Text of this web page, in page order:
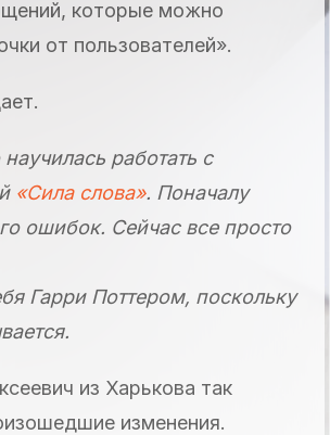
которые можно
от пользователей».
работать с
«Сила слова». Поначалу
ошибок. Сейчас все просто
Гарри Поттером, поскольку
из Харькова так
изменения.